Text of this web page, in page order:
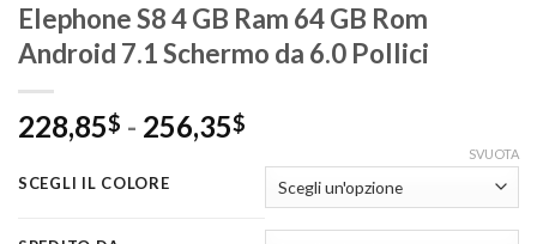
Elephone S8 4 GB Ram 64 GB Rom
Android 7.1 Schermo da 6.0 Pollici
228,85$ - 256,35$
prezzo:
da
SCEGLI IL COLORE
SVUOTA